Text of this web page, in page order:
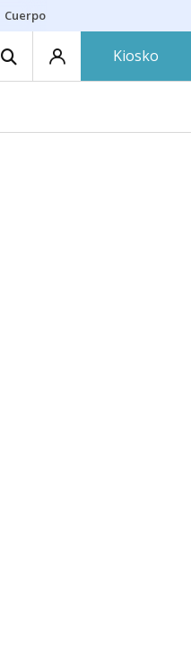
Cuerpo ría
Kiosko